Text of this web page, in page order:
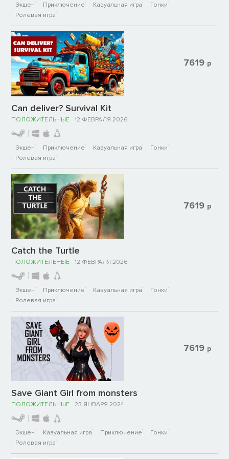
Экшен Приключение Казуальная игра
Гонки
Ролевая игра
Can deliver? Survival Kit
ПОЛОЖИТЕЛЬНЫЕ 12 ФЕВРАЛЯ 2026
Экшен Приключение Казуальная игра
Гонки
Ролевая игра
7619 р
Catch the Turtle
ПОЛОЖИТЕЛЬНЫЕ 12 ФЕВРАЛЯ 2026
Экшен Приключение Казуальная игра
Гонки
Ролевая игра
7619 р
Save Giant Girl from monsters
ПОЛОЖИТЕЛЬНЫЕ 23 ЯНВАРЯ 2024
Экшен Казуальная игра Приключение
Гонки
Ролевая игра
7619 р